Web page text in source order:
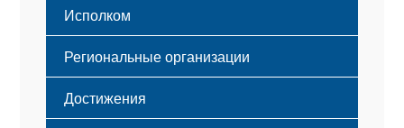
Исполком
Региональные организации
Достижения